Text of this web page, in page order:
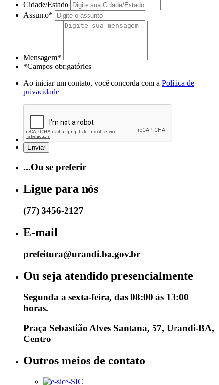
Cidade/Estado
Assunto*
Mensagem*
*Campos obrigatórios
Ao iniciar um contato, você concorda com a Política de
privacidade
...Ou se preferir
Ligue para nós
(77) 3456-2127
E-mail
prefeitura@urandi.ba.gov.br
Ou seja atendido presencialmente
Segunda a sexta-feira, das 08:00 às 13:00
horas.
Praça Sebastião Alves Santana, 57, Urandi-BA,
Centro
Outros meios de contato
e-SIC